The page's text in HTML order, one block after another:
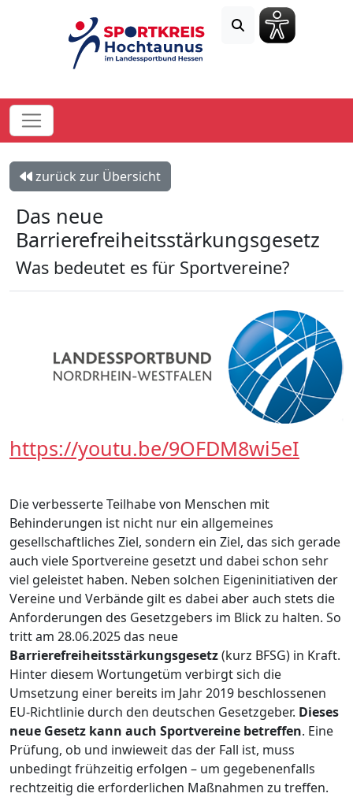
zurück zur Übersicht
Das neue
Barrierefreiheitsstärkungsgesetz
Was bedeutet es für Sportvereine?
https://youtu.be/9OFDM8wi5eI
Die verbesserte Teilhabe von Menschen mit
Behinderungen ist nicht nur ein allgemeines
gesellschaftliches Ziel, sondern ein Ziel, das sich gerade
auch viele Sportvereine gesetzt und dabei schon sehr
viel geleistet haben. Neben solchen Eigeninitiativen der
Vereine und Verbände gilt es dabei aber auch stets die
Anforderungen des Gesetzgebers im Blick zu halten. So
tritt am 28.06.2025 das neue
Barrierefreiheitsstärkungsgesetz(kurz BFSG) in Kraft.
Hinter diesem Wortungetüm verbirgt sich die
Umsetzung einer bereits im Jahr 2019 beschlossenen
EU-Richtlinie durch den deutschen Gesetzgeber. Dieses
neue Gesetz kann auch Sportvereine betreffen. Eine
Prüfung, ob und inwieweit das der Fall ist, muss
unbedingt frühzeitig erfolgen – um gegebenenfalls
rechtzeitig die erforderlichen Maßnahmen zu treffen.